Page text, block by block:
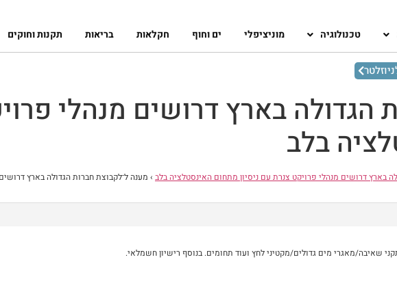
טכנולוגיה מוניציפלי ים וחוף חקלאות בריאות תקנות וחוקים
הגדולה בארץ דרושים מנהלי
בלב
בארץ דרושים מנהלי פרויקט צנרת עם ניסיון מתחום האינסטלציה בלב › מענה ל־לקבוצת חברות הגדולה בארץ
שאיבה/מאגרי מים גדולים/מקטיני לחץ ועוד תחומים. בנוסף רישיון חשמלאי.